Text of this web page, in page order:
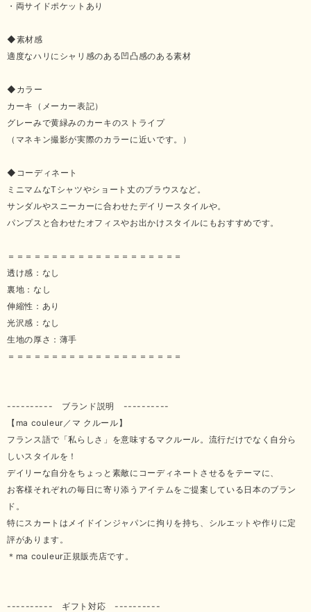
・両サイドポケットあり
◆素材感
適度なハリにシャリ感のある凹凸感のある素材
◆カラー
カーキ（メーカー表記）
グレーみで黄緑みのカーキのストライプ
（マネキン撮影が実際のカラーに近いです。）
◆コーディネート
ミニマムなTシャツやショート丈のブラウスなど。
サンダルやスニーカーに合わせたデイリースタイルや。
パンプスと合わせたオフィスやお出かけスタイルにもおすすめです。
＝＝＝＝＝＝＝＝＝＝＝＝＝＝＝＝＝＝＝＝
透け感：なし
裏地：なし
伸縮性：あり
光沢感：なし
生地の厚さ：薄手
＝＝＝＝＝＝＝＝＝＝＝＝＝＝＝＝＝＝＝＝
---------- ブランド説明 ----------
【ma couleur／マ クルール】
フランス語で「私らしさ」を意味するマクルール。流行だけでなく自分ら
しいスタイルを！
デイリーな自分をちょっと素敵にコーディネートさせるをテーマに、
お客様それぞれの毎日に寄り添うアイテムをご提案している日本のブラン
ド。
特にスカートはメイドインジャパンに拘りを持ち、シルエットや作りに定
評があります。
＊ma couleur正規販売店です。
---------- ギフト対応 ----------